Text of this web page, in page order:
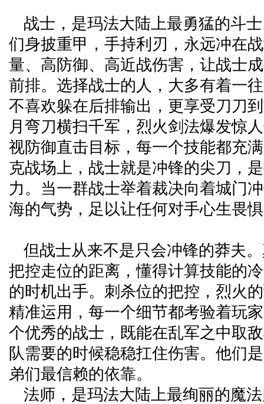
战士，是玛法大陆上最勇猛的斗
们身披重甲，手持利刃，永远冲在
量、高防御、高近战伤害，让战士
前排。选择战士的人，大多有着一
不喜欢躲在后排输出，更享受刀刀
月弯刀横扫千军，烈火剑法爆发惊
视防御直击目标，每一个技能都充
克战场上，战士就是冲锋的尖刀，
力。当一群战士举着裁决向着城门
海的气势，足以让任何对手心生畏
但战士从来不是只会冲锋的莽夫
把控走位的距离，懂得计算技能的
的时机出手。刺杀位的把控，烈火
精准运用，每一个细节都考验着玩
个优秀的战士，既能在乱军之中取
队需要的时候稳稳扛住伤害。他们
弟们最信赖的依靠。
法师，是玛法大陆上最绚丽的魔